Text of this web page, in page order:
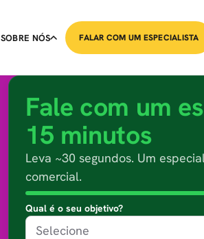
SOBRE NÓS FALAR COM UM ESPECIALISTA
Fale com um
15 minutos
Leva ~30 segundos. Um
comercial.
Qual é o seu objetivo?
Selecione